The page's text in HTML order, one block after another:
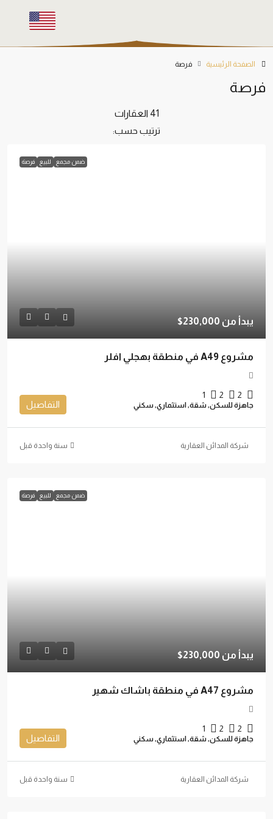
الصفحة الرئيسية فرصة
فرصة
41 العقارات
ترتيب حسب:
ضمن مجمع للبيع فرصة
يبدأ من230,000$
مشروع A49 في منطقة بهجلي افلر
جاهزة للسكن, شقة, استثماري, سكني التفاصيل
شركة المدائن العقارية ‏سنة واحدة قبل
ضمن مجمع للبيع فرصة
يبدأ من230,000$
مشروع A47 في منطقة باشاك شهير
جاهزة للسكن, شقة, استثماري, سكني التفاصيل
شركة المدائن العقارية ‏سنة واحدة قبل